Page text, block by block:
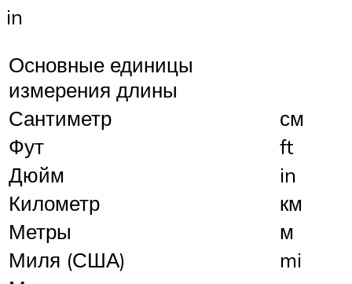
in
Основные единицы
измерения длины
Сантиметр
см
Фут
ft
Дюйм
in
Километр
км
Метры
м
Миля (США)
mi